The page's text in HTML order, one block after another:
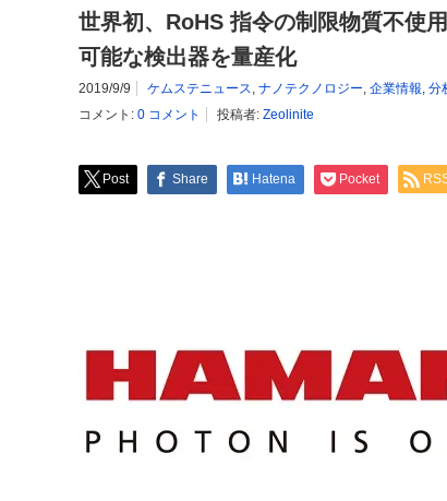
世界初、RoHS 指令の制限物質不使
可能な検出器を量産化
2019/9/9 ケムステニュース, ナノテクノロジー, 企業情報, 分
コメント: 0 コメント 投稿者: Zeolinite
Post Share Hatena Pocket